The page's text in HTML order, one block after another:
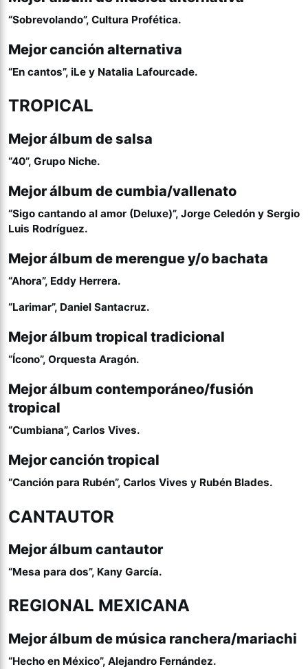
“Sobrevolando”, Cultura Profética.
Mejor canción alternativa
“En cantos”, iLe y Natalia Lafourcade.
TROPICAL
Mejor álbum de salsa
“40”, Grupo Niche.
Mejor álbum de cumbia/vallenato
“Sigo cantando al amor (Deluxe)”, Jorge Celedón y Sergio
Luis Rodríguez.
Mejor álbum de merengue y/o bachata
“Ahora”, Eddy Herrera.
“Larimar”, Daniel Santacruz.
Mejor álbum tropical tradicional
“Ícono”, Orquesta Aragón.
Mejor álbum contemporáneo/fusión
tropical
“Cumbiana”, Carlos Vives.
Mejor canción tropical
“Canción para Rubén”, Carlos Vives y Rubén Blades.
CANTAUTOR
Mejor álbum cantautor
“Mesa para dos”, Kany García.
REGIONAL MEXICANA
Mejor álbum de música ranchera/mariachi
“Hecho en México”, Alejandro Fernández.